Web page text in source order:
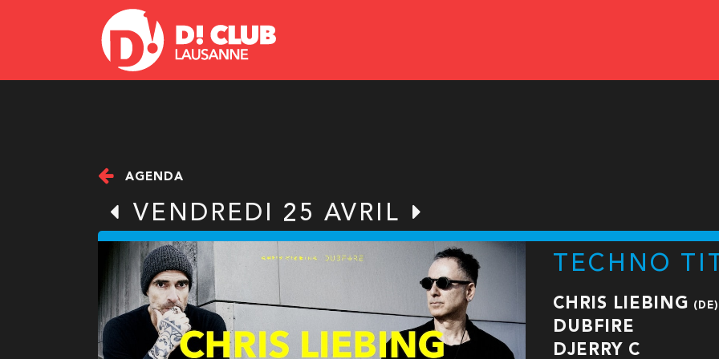
AGENDA
VENDREDI 25 AVRIL
TECHNO
CHRIS LIEBING (DE)
DUBFIRE
DJERRY C